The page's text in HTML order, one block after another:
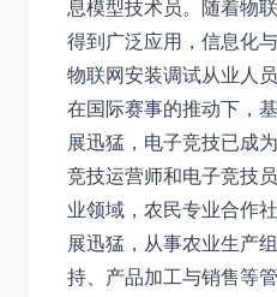
息模型技术员。随着物
得到广泛应用，信息化
物联网安装调试从业人
在国际赛事的推动下，
展迅猛，电子竞技已成
竞技运营师和电子竞技
业领域，农民专业合作
展迅猛，从事农业生产
持、产品加工与销售等